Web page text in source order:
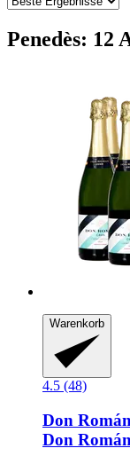
Penedès: 12
Warenkorb
4.5 (48)
Don Román
Don